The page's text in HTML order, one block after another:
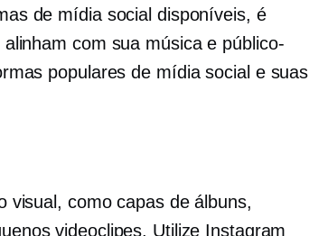
de mídia social disponíveis, é
com sua música e público-
populares de mídia social e suas
visual, como capas de álbuns,
videoclipes. Utilize Instagram